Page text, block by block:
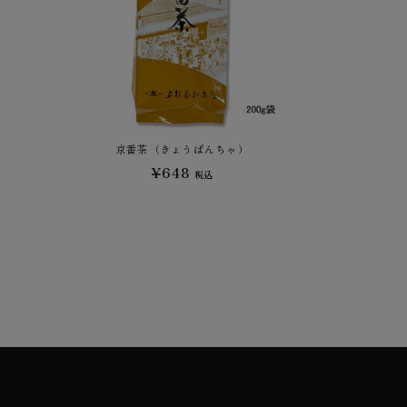
京番茶（きょうばんちゃ）
¥648 税込